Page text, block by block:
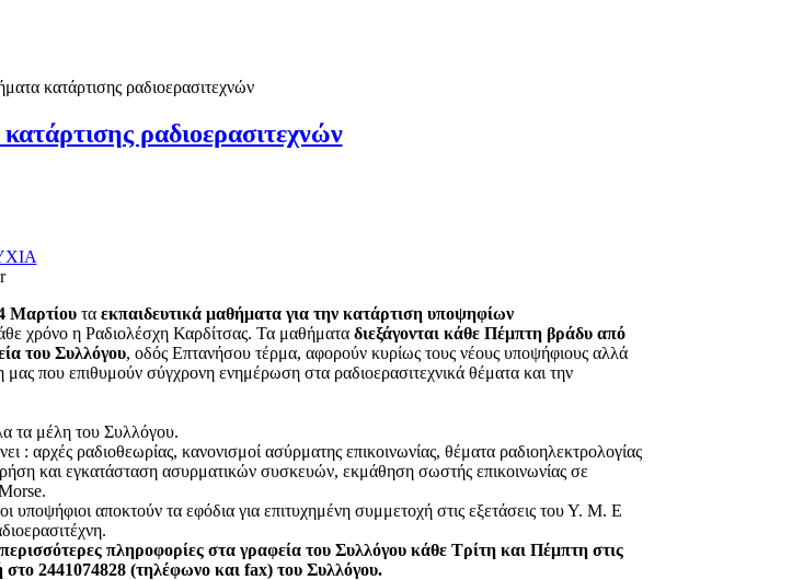
κατάρτισης ραδιοερασιτεχνών
ραδιοερασιτεχνών
Μαρτίου τα εκπαιδευτικά μαθήματα για την κατάρτιση υποψηφίων
χρόνο η Ραδιολέσχη Καρδίτσας. Τα μαθήματα διεξάγονται κάθε Πέμπτη βράδυ από
του Συλλόγου, οδός Επτανήσου τέρμα, αφορούν κυρίως τους νέους υποψήφιους αλλά
μας που επιθυμούν σύγχρονη ενημέρωση στα ραδιοερασιτεχνικά θέματα και την
τα μέλη του Συλλόγου.
: αρχές ραδιοθεωρίας, κανονισμοί ασύρματης επικοινωνίας, θέματα ραδιοηλεκτρολογίας
και εγκατάσταση ασυρματικών συσκευών, εκμάθηση σωστής επικοινωνίας σε
υποψήφιοι αποκτούν τα εφόδια για επιτυχημένη συμμετοχή στις εξετάσεις του Υ. Μ. Ε
περισσότερες πληροφορίες στα γραφεία του Συλλόγου κάθε Τρίτη και Πέμπτη στις
στο 2441074828 (τηλέφωνο και fax) του Συλλόγου.